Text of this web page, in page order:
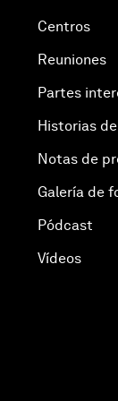
Centros
Reuniones
Partes
Historias
Notas de
Galería de
Pódcast
Vídeos